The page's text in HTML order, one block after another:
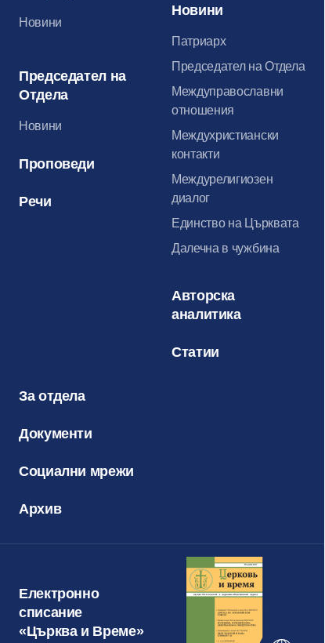
Новини
Председател на
Отдела
Новини
Проповеди
Речи
Новини
Патриарх
Председател на Отдела
Междуправославни
отношения
Междухристиански
контакти
Междурелигиозен
диалог
Единство на Църквата
Далечна в чужбина
Авторска
аналитика
Статии
За отдела
Документи
Социални мрежи
Архив
Електронно
списание
«Църква и Време»